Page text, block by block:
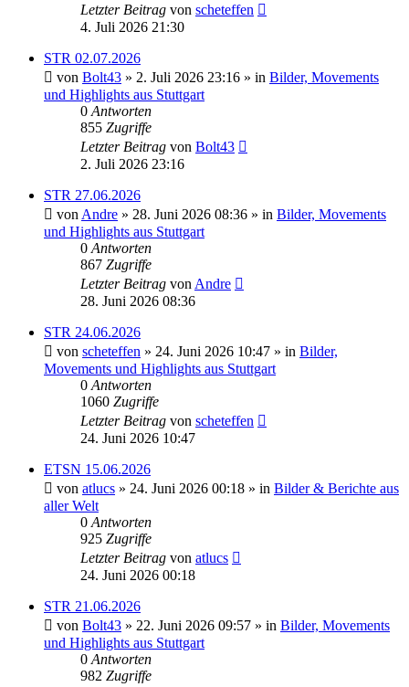
Letzter Beitrag von scheteffen
4. Juli 2026 21:30
STR 02.07.2026
von Bolt43 » 2. Juli 2026 23:16 » in Bilder, Movements
und Highlights aus Stuttgart
0 Antworten
855 Zugriffe
Letzter Beitrag von Bolt43
2. Juli 2026 23:16
STR 27.06.2026
von Andre » 28. Juni 2026 08:36 » in Bilder, Movements
und Highlights aus Stuttgart
0 Antworten
867 Zugriffe
Letzter Beitrag von Andre
28. Juni 2026 08:36
STR 24.06.2026
von scheteffen » 24. Juni 2026 10:47 » in Bilder,
Movements und Highlights aus Stuttgart
0 Antworten
1060 Zugriffe
Letzter Beitrag von scheteffen
24. Juni 2026 10:47
ETSN 15.06.2026
von atlucs » 24. Juni 2026 00:18 » in Bilder & Berichte aus
aller Welt
0 Antworten
925 Zugriffe
Letzter Beitrag von atlucs
24. Juni 2026 00:18
STR 21.06.2026
von Bolt43 » 22. Juni 2026 09:57 » in Bilder, Movements
und Highlights aus Stuttgart
0 Antworten
982 Zugriffe